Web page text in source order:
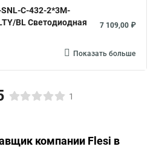
C-432-2*3M-
BL Светодиодная
7 109,00 ₽
Показать больше
1
компании Flesi в